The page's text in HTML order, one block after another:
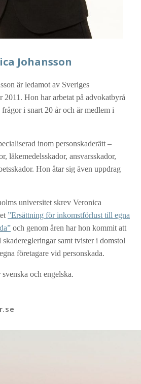
Johansson
är ledamot av Sveriges
2011. Hon har arbetat på advokatbyrå
frågor i snart 20 år och är medlem i
inom personskaderätt –
läkemedelsskador, ansvarsskador,
Hon åtar sig även uppdrag
universitet skrev Veronica
”Ersättning för inkomstförlust till egna
och genom åren har hon kommit att
skaderegleringar samt tvister i domstol
företagare vid personskada.
och engelska.